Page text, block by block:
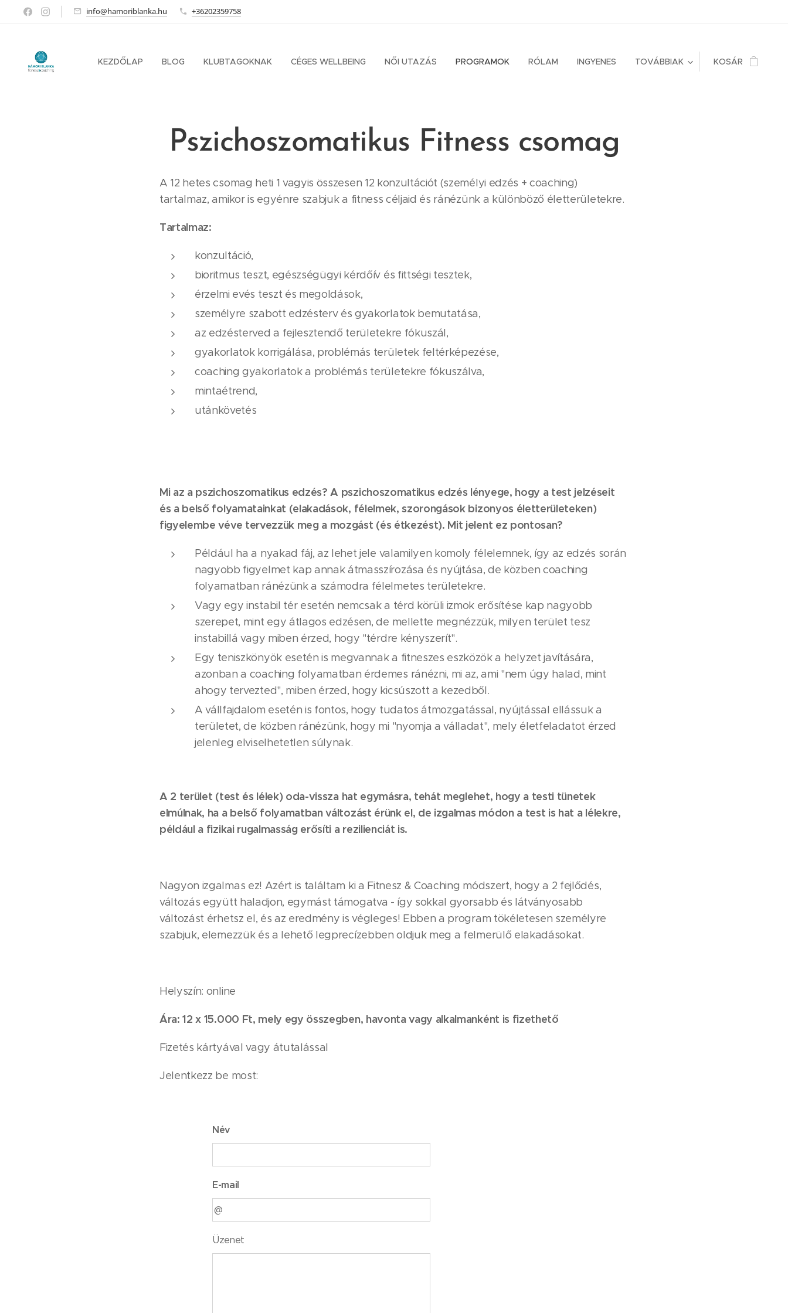
info@hamoriblanka.hu +36202359758
KEZDŐLAP BLOG KLUBTAGOKNAK CÉGES WELLBEING NŐI UTAZÁS PROGRAMOK RÓLAM INGYENES TOVÁBBIAK KOSÁR
Pszichoszomatikus Fitness csomag
A 12 hetes csomag heti 1 vagyis összesen 12 konzultációt (személyi edzés + coaching)
tartalmaz, amikor is egyénre szabjuk a fitness céljaid és ránézünk a különböző életterületekre.
Tartalmaz:
konzultáció,
bioritmus teszt, egészségügyi kérdőív és fittségi tesztek,
érzelmi evés teszt és megoldások,
személyre szabott edzésterv és gyakorlatok bemutatása,
az edzésterved a fejlesztendő területekre fókuszál,
gyakorlatok korrigálása, problémás területek feltérképezése,
coaching gyakorlatok a problémás területekre fókuszálva,
mintaétrend,
utánkövetés
Mi az a pszichoszomatikus edzés? A pszichoszomatikus edzés lényege, hogy a test jelzéseit
és a belső folyamatainkat (elakadások, félelmek, szorongások bizonyos életterületeken)
figyelembe véve tervezzük meg a mozgást (és étkezést). Mit jelent ez pontosan?
Például ha a nyakad fáj, az lehet jele valamilyen komoly félelemnek, így az edzés során
nagyobb figyelmet kap annak átmasszírozása és nyújtása, de közben coaching
folyamatban ránézünk a számodra félelmetes területekre.
Vagy egy instabil tér esetén nemcsak a térd körüli izmok erősítése kap nagyobb
szerepet, mint egy átlagos edzésen, de mellette megnézzük, milyen terület tesz
instabillá vagy miben érzed, hogy "térdre kényszerít".
Egy teniszkönyök esetén is megvannak a fitneszes eszközök a helyzet javítására,
azonban a coaching folyamatban érdemes ránézni, mi az, ami "nem úgy halad, mint
ahogy tervezted", miben érzed, hogy kicsúszott a kezedből.
A vállfajdalom esetén is fontos, hogy tudatos átmozgatással, nyújtással ellássuk a
területet, de közben ránézünk, hogy mi "nyomja a válladat", mely életfeladatot érzed
jelenleg elviselhetetlen súlynak.
A 2 terület (test és lélek) oda-vissza hat egymásra, tehát meglehet, hogy a testi tünetek
elmúlnak, ha a belső folyamatban változást érünk el, de izgalmas módon a test is hat a lélekre,
például a fizikai rugalmasság erősíti a rezilienciát is.
Nagyon izgalmas ez! Azért is találtam ki a Fitnesz & Coaching módszert, hogy a 2 fejlődés,
változás együtt haladjon, egymást támogatva - így sokkal gyorsabb és látványosabb
változást érhetsz el, és az eredmény is végleges! Ebben a program tökéletesen személyre
szabjuk, elemezzük és a lehető legprecízebben oldjuk meg a felmerülő elakadásokat.
Helyszín: online
Ára: 12 x 15.000 Ft, mely egy összegben, havonta vagy alkalmanként is fizethető
Fizetés kártyával vagy átutalással
Jelentkezz be most:
Név
E-mail
Üzenet